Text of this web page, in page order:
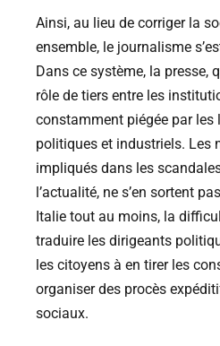
Ainsi, au lieu de corriger la
ensemble, le journalisme
Dans ce système, la presse,
rôle de tiers entre les
constamment piégée par les
politiques et industriels. Les
impliqués dans les
l’actualité, ne s’en sortent
Italie tout au moins, la
traduire les dirigeants
les citoyens à en tirer les
organiser des procès
sociaux.